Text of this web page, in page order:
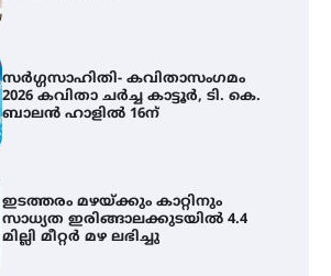
സർഗ്ഗസാഹിതി- കവിതാസംഗമം
2026 കവിതാ ചർച്ച കാട്ടൂർ, ടി. കെ.
ബാലൻ ഹാളിൽ 16ന്
ഇടത്തരം മഴയ്ക്കും കാറ്റിനും
സാധ്യത ഇരിങ്ങാലക്കുടയിൽ 4.4
മില്ലി മീറ്റർ മഴ ലഭിച്ചു